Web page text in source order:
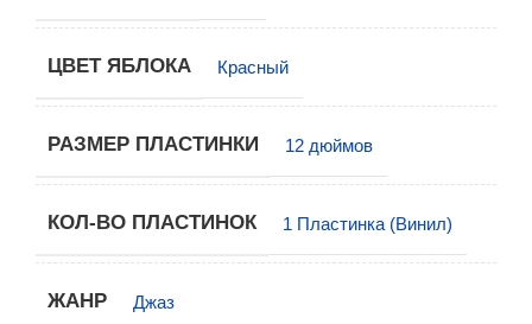
ЦВЕТ ЯБЛОКА Красный
РАЗМЕР ПЛАСТИНКИ 12 дюймов
КОЛ-ВО ПЛАСТИНОК 1 Пластинка (Винил)
ЖАНР Джаз